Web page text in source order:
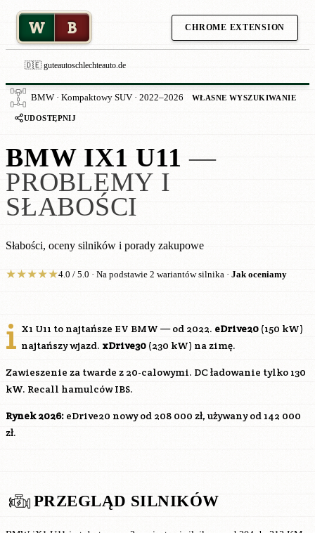
W B CHROME EXTENSION
🇩🇪 guteautoschlechteauto.de
BMW · Kompaktowy SUV · 2022–2026 WŁASNE WYSZUKIWANIE
UDOSTĘPNIJ
BMW IX1 U11 —
PROBLEMY I
SŁABOŚCI
Słabości, oceny silników i porady zakupowe
★★★★★4.0 / 5.0 · Na podstawie 2 wariantów silnika · Jak oceniamy
i X1 U11 to najtańsze EV BMW — od 2022. eDrive20 (150 kW)
najtańszy wjazd. xDrive30 (230 kW) na zimę.
Zawieszenie za twarde z 20-calowymi. DC ładowanie tylko 130
kW. Recall hamulców IBS.
Rynek 2026: eDrive20 nowy od 208 000 zł, używany od 142 000
zł.
PRZEGLĄD SILNIKÓW